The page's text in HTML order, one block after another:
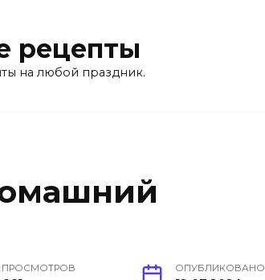
рецепты
на любой праздник.
ПРОСМОТРОВ ОПУБЛИКОВАНО